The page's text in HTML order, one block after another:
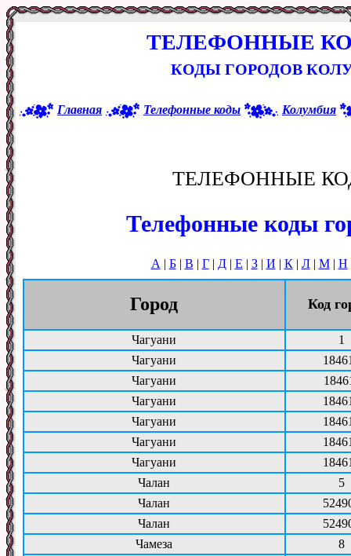
ТЕЛЕФОННЫЕ
КОДЫ ГОРОДОВ
Главная Телефонные коды Колумбия
ТЕЛЕФОННЫЕ
Телефонные коды
А | Б| В | Г| Д| Е | З| И | К| Л| М| Н
Город Код
Чагуани
1
Чагуани
Чагуани
Чагуани
Чагуани
Чагуани
Чагуани
Чалан
5
Чалан
Чалан
Чамеза
8